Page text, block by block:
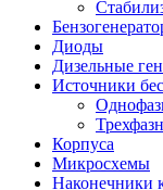
Диоды
Дизельные
Источники
Корпуса
Микросхемы
Наконечники